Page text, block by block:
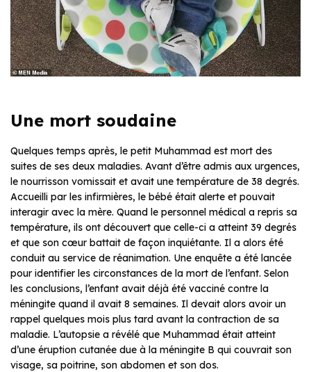
Une mort soudaine
Quelques temps après, le petit Muhammad est mort des
suites de ses deux maladies. Avant d’être admis aux urgences,
le nourrisson vomissait et avait une température de 38 degrés.
Accueilli par les infirmières, le bébé était alerte et pouvait
interagir avec la mère. Quand le personnel médical a repris sa
température, ils ont découvert que celle-ci a atteint 39 degrés
et que son cœur battait de façon inquiétante. Il a alors été
conduit au service de réanimation. Une enquête a été lancée
pour identifier les circonstances de la mort de l’enfant. Selon
les conclusions, l’enfant avait déjà été vacciné contre la
méningite quand il avait 8 semaines. Il devait alors avoir un
rappel quelques mois plus tard avant la contraction de sa
maladie. L’autopsie a révélé que Muhammad était atteint
d’une éruption cutanée due à la méningite B qui couvrait son
visage, sa poitrine, son abdomen et son dos.